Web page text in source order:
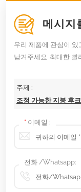
메시지
우리 제품에 관심이
남겨주세요. 최대한 빨
주제 :
조정 가능한 지붕 후
* 이메일 :
전화 /Whatsapp: